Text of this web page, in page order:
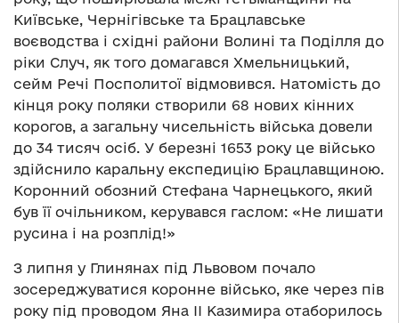
Київське, Чернігівське та Брацлавське
воєводства і східні райони Волині та Поділля до
ріки Случ, як того домагався Хмельницький,
сейм Речі Посполитої відмовився. Натомість до
кінця року поляки створили 68 нових кінних
корогов, а загальну чисельність війська довели
до 34 тисяч осіб. У березні 1653 року це військо
здійснило каральну експедицію Брацлавщиною.
Коронний обозний Стефана Чарнецького, який
був її очільником, керувався гаслом: «Не лишати
русина і на розплід!»
З липня у Глинянах під Львовом почало
зосереджуватися коронне військо, яке через пів
року під проводом Яна II Казимира отаборилось